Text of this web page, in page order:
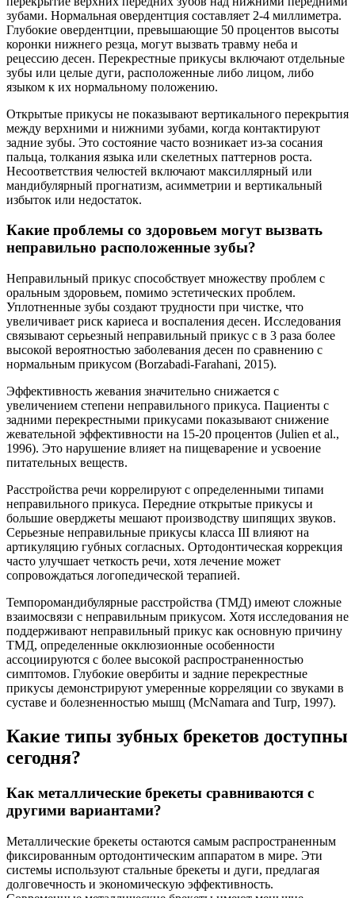
зубами. Нормальная овердентция составляет 2-4 миллиметра.
Глубокие овердентции, превышающие 50 процентов высоты
коронки нижнего резца, могут вызвать травму неба и
рецессию десен. Перекрестные прикусы включают отдельные
зубы или целые дуги, расположенные либо лицом, либо
языком к их нормальному положению.
Открытые прикусы не показывают вертикального перекрытия
между верхними и нижними зубами, когда контактируют
задние зубы. Это состояние часто возникает из-за сосания
пальца, толкания языка или скелетных паттернов роста.
Несоответствия челюстей включают максиллярный или
мандибулярный прогнатизм, асимметрии и вертикальный
избыток или недостаток.
Какие проблемы со здоровьем могут вызвать
неправильно расположенные зубы?
Неправильный прикус способствует множеству проблем с
оральным здоровьем, помимо эстетических проблем.
Уплотненные зубы создают трудности при чистке, что
увеличивает риск кариеса и воспаления десен. Исследования
связывают серьезный неправильный прикус с в 3 раза более
высокой вероятностью заболевания десен по сравнению с
нормальным прикусом (Borzabadi-Farahani, 2015).
Эффективность жевания значительно снижается с
увеличением степени неправильного прикуса. Пациенты с
задними перекрестными прикусами показывают снижение
жевательной эффективности на 15-20 процентов (Julien et al.,
1996). Это нарушение влияет на пищеварение и усвоение
питательных веществ.
Расстройства речи коррелируют с определенными типами
неправильного прикуса. Передние открытые прикусы и
большие оверджеты мешают производству шипящих звуков.
Серьезные неправильные прикусы класса III влияют на
артикуляцию губных согласных. Ортодонтическая коррекция
часто улучшает четкость речи, хотя лечение может
сопровождаться логопедической терапией.
Темпоромандибулярные расстройства (ТМД) имеют сложные
взаимосвязи с неправильным прикусом. Хотя исследования не
поддерживают неправильный прикус как основную причину
ТМД, определенные окклюзионные особенности
ассоциируются с более высокой распространенностью
симптомов. Глубокие овербиты и задние перекрестные
прикусы демонстрируют умеренные корреляции со звуками в
суставе и болезненностью мышц (McNamara and Turp, 1997).
Какие типы зубных брекетов доступны
сегодня?
Как металлические брекеты сравниваются с
другими вариантами?
Металлические брекеты остаются самым распространенным
фиксированным ортодонтическим аппаратом в мире. Эти
системы используют стальные брекеты и дуги, предлагая
долговечность и экономическую эффективность.